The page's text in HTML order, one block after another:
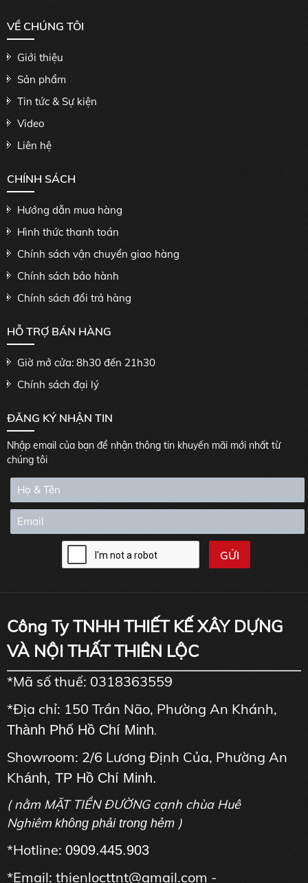
VỀ CHÚNG TÔI
Giới thiệu
Sản phẩm
Tin tức & Sự kiện
Video
Liên hệ
CHÍNH SÁCH
Hướng dẫn mua hàng
Hình thức thanh toán
Chính sách vận chuyển giao hàng
Chính sách bảo hành
Chính sách đổi trả hàng
HỖ TRỢ BÁN HÀNG
Giờ mở cửa: 8h30 đến 21h30
Chính sách đại lý
ĐĂNG KÝ NHẬN TIN
Nhập email của bạn để nhận thông tin khuyến mãi mới nhất từ
chúng tôi
Công Ty TNHH THIẾT KẾ XÂY DỰNG
VÀ NỘI THẤT THIÊN LỘC
*Mã số thuế: 0318363559
*Địa chỉ: 150 Trần Não, Phường An Khánh,
Thành Phố Hồ Chí Minh.
Showroom: 2/6 Lương Định Của, Phường An
Khánh, TP Hồ Chí Minh.
( nằm MẶT TIỀN ĐƯỜNG cạnh chùa Huê
Nghiêm không phải trong hẻm )
*Hotline: 0909.445.903
*Email: thienlocttnt@gmail.com -